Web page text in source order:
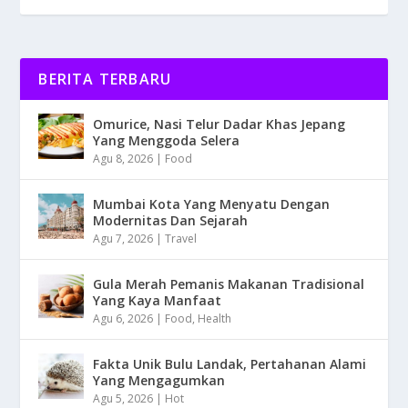
BERITA TERBARU
Omurice, Nasi Telur Dadar Khas Jepang
Yang Menggoda Selera
Agu 8, 2026 | Food
Mumbai Kota Yang Menyatu Dengan
Modernitas Dan Sejarah
Agu 7, 2026 |Travel
Gula Merah Pemanis Makanan Tradisional
Yang Kaya Manfaat
Agu 6, 2026 | Food, Health
Fakta Unik Bulu Landak, Pertahanan Alami
Yang Mengagumkan
Agu 5, 2026 | Hot